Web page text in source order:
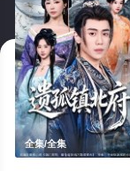
全集/全集